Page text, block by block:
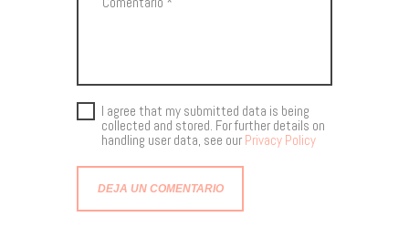
I agree that my submitted data is being
collected and stored. For further details on
handling user data, see our Privacy Policy